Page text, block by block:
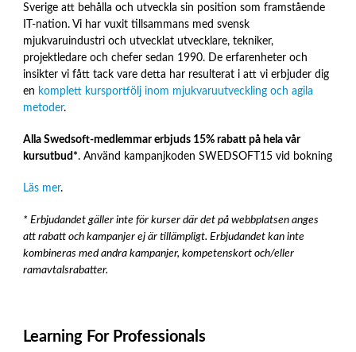
Sverige att behålla och utveckla sin position som framstående
IT-nation. Vi har vuxit tillsammans med svensk
mjukvaruindustri och utvecklat utvecklare, tekniker,
projektledare och chefer sedan 1990. De erfarenheter och
insikter vi fått tack vare detta har resulterat i att vi erbjuder dig
en komplett kursportfölj inom mjukvaruutveckling och agila
metoder.
Alla Swedsoft-medlemmar erbjuds 15% rabatt på hela vår
kursutbud*. Använd kampanjkoden SWEDSOFT15 vid bokning
Läs mer.
* Erbjudandet gäller inte för kurser där det på webbplatsen anges
att rabatt och kampanjer ej är tillämpligt. Erbjudandet kan inte
kombineras med andra kampanjer, kompetenskort och/eller
ramavtalsrabatter.
Learning For Professionals